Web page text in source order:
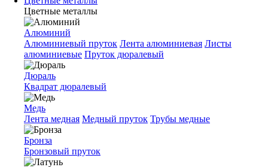
Цветные металлы
Алюминий
Алюминиевый пруток Лента алюминиевая Листы
алюминиевые Пруток дюралевый
Дюраль
Квадрат дюралевый
Медь
Лента медная Медный пруток Трубы медные
Бронза
Бронзовый пруток